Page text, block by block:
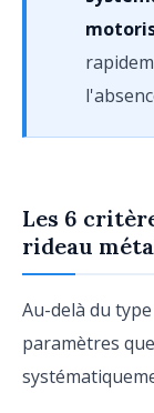
Les 6
rideau
Au-delà du
paramètres